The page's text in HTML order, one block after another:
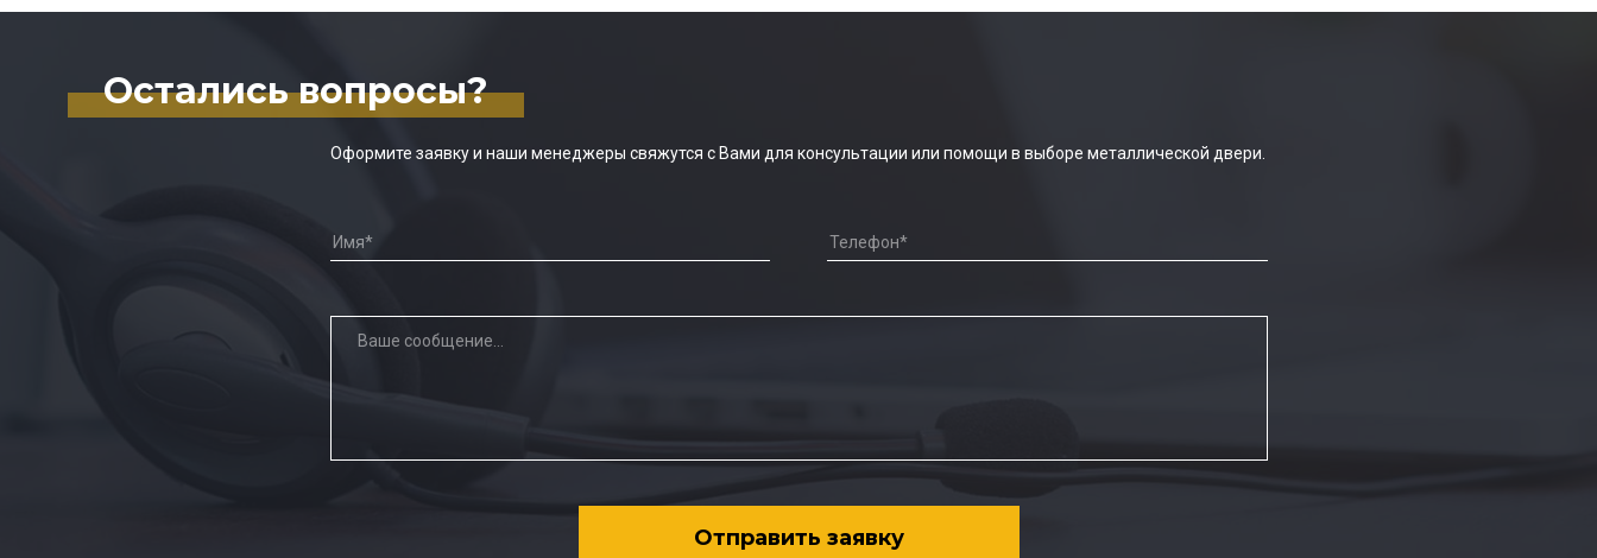
Остались вопросы?
Оформите заявку и наши менеджеры свяжутся с Вами для консультации или помощи в выборе металлической двери.
Отправить заявку